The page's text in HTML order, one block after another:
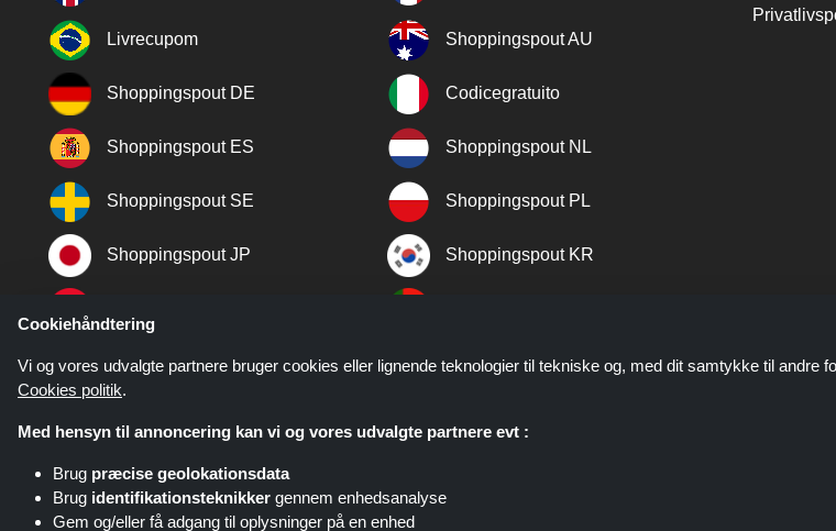
Livrecupom Shoppingspout AU
Shoppingspout DE Codicegratuito
Shoppingspout ES Shoppingspout NL
Shoppingspout SE Shoppingspout PL
Shoppingspout JP Shoppingspout KR
Shoppingspout NO
Cookiehåndtering
Vi og vores udvalgte partnere bruger cookies eller lignende teknologier til tekniske og, med dit samtykke til andre
Cookies politik.
Med hensyn til annoncering kan vi og vores udvalgte partnere evt :
Brug præcise geolokationsdata
Brug identifikationsteknikker gennem enhedsanalyse
Gem og/eller få adgang til oplysninger på en enhed